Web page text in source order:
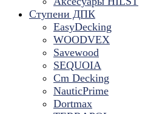
Ступени ДПК
EasyDecking
WOODVEX
Savewood
SEQUOIA
Cm Decking
NauticPrime
Dortmax